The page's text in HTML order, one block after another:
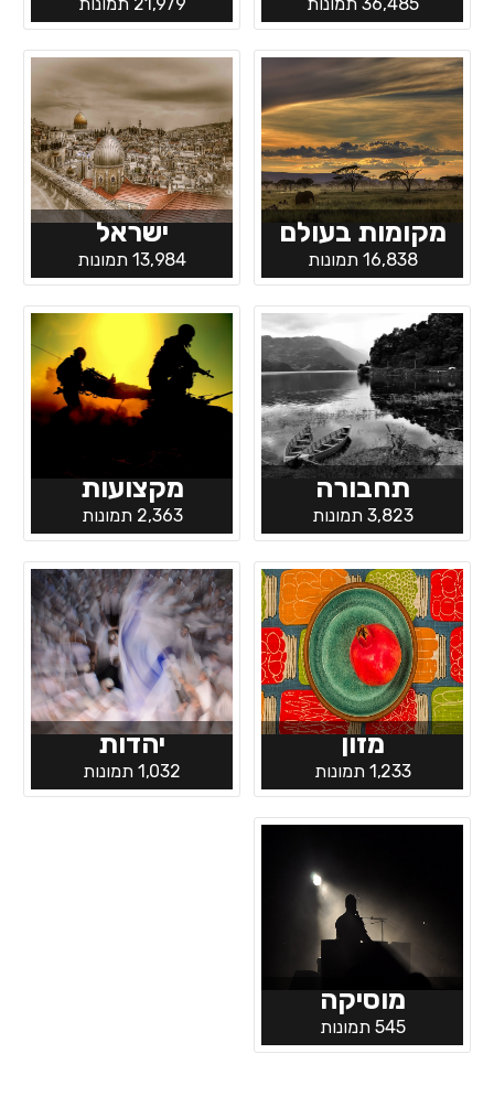
מקומות בעולם
16,838 תמונות
ישראל
13,984 תמונות
תחבורה
3,823 תמונות
מקצועות
2,363 תמונות
מזון
1,233 תמונות
יהדות
1,032 תמונות
מוסיקה
545 תמונות